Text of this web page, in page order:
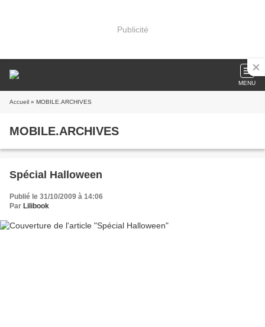
Publicité
MENU
Accueil » MOBILE.ARCHIVES
MOBILE.ARCHIVES
Spécial Halloween
Publié le 31/10/2009 à 14:06
Par Lilibook